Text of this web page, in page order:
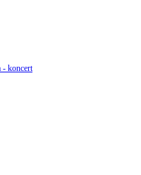
- koncert